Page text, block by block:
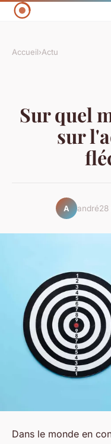
Accueil›Actu
Sur quel
sur
A andré28
Dans le monde en